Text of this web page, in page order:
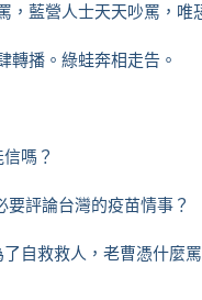
藍營人士天天吵罵，
轉播。綠蛙奔相走告。
嗎？
評論台灣的疫苗情事？
自救救人，老曹憑什麼